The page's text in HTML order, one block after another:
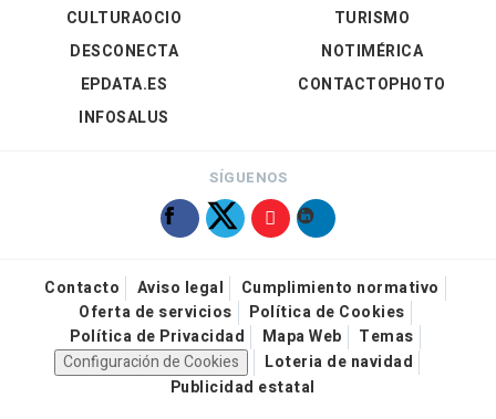
CULTURAOCIO
DESCONECTA
EPDATA.ES
INFOSALUS
TURISMO
NOTIMÉRICA
CONTACTOPHOTO
SÍGUENOS
Contacto Aviso legal
Cumplimiento normativo
Oferta de servicios
Política de Cookies
Política de Privacidad
Mapa Web
Temas
Configuración de Cookies
Loteria de navidad
Publicidad estatal